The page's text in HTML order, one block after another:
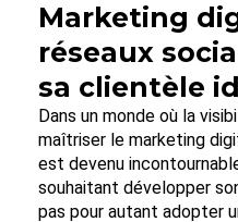
Marketing
réseaux
sa clientèle
Dans un monde où la
maîtriser le marketing
est devenu
souhaitant développer
pas pour autant adopter